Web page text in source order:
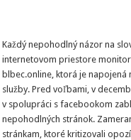
Každý nepohodlný názor na
internetovom priestore
blbec.online, ktorá je napojená
služby. Pred voľbami, v
v spolupráci s facebookom
nepohodlných stránok.
stránkam, ktoré kritizovali